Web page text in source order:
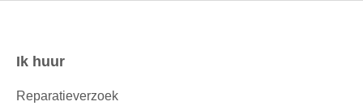
Contactinformatie
Ik huur
Reparatieverzoek